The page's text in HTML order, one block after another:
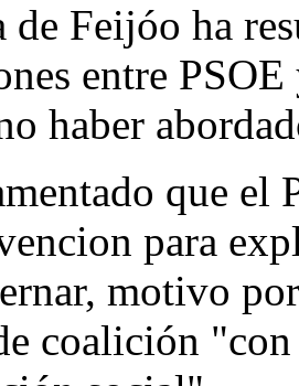
de Feijóo ha
entre
haber
que el
para
motivo
coalición